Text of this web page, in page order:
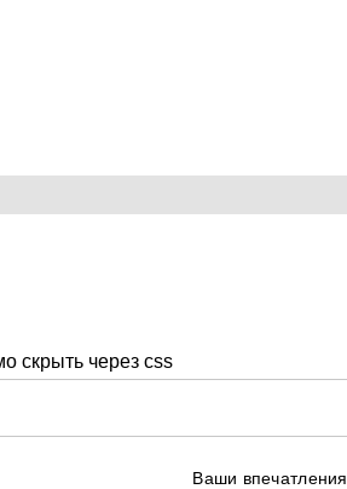
скрыть через css
Ваши впечатления